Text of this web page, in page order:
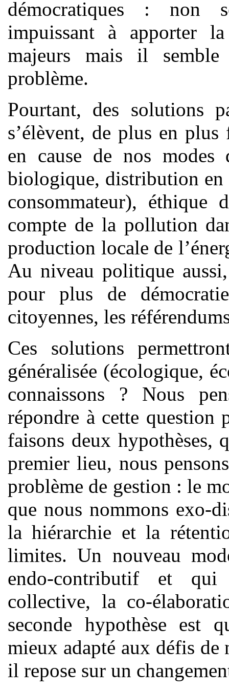
démocratiques : non
impuissant à apporter
majeurs mais il
problème.
Pourtant, des solutions
s’élèvent, de plus en
en cause de nos modes
biologique, distribution
consommateur), éthique
compte de la pollution
production locale de
Au niveau politique
pour plus de
citoyennes, les
Ces solutions
généralisée (écologique,
connaissons ? Nous
répondre à cette question
faisons deux hypothèses,
premier lieu, nous
problème de gestion : le
que nous nommons exo-
la hiérarchie et la
limites. Un nouveau
endo-contributif et
collective, la co-
seconde hypothèse est
mieux adapté aux défis de
il repose sur un